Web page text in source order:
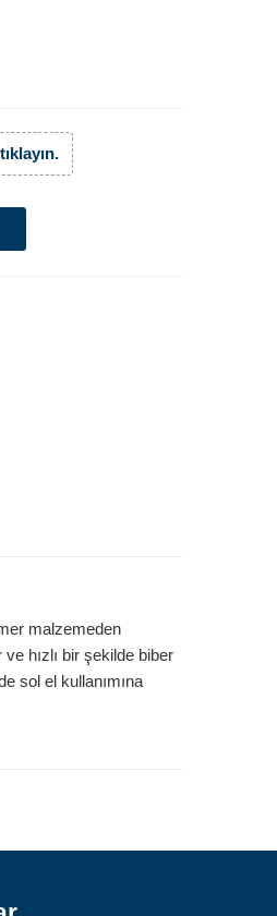
malzemeden
hızlı bir şekilde biber
sol el kullanımına
arasından aradığınız